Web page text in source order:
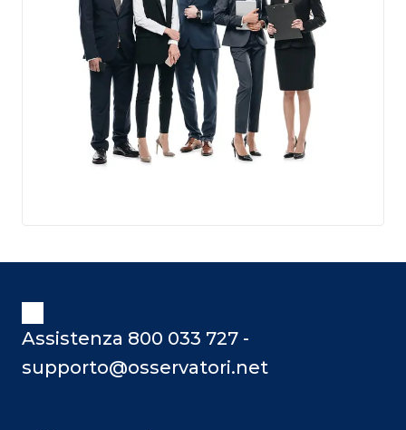
Assistenza 800 033 727 -
supporto@osservatori.net